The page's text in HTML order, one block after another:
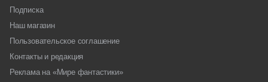
Подписка
Наш магазин
Пользовательское соглашение
Контакты и редакция
Реклама на «Мире фантастики»